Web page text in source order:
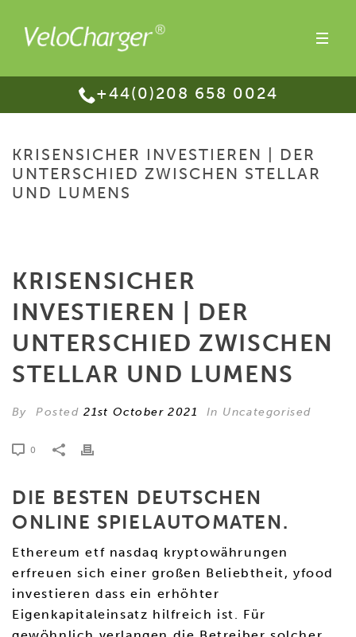
+44(0)208 658 0024
KRISENSICHER INVESTIEREN | DER
UNTERSCHIED ZWISCHEN STELLAR
UND LUMENS
KRISENSICHER
INVESTIEREN | DER
UNTERSCHIED ZWISCHEN
STELLAR UND LUMENS
By Posted21st October 2021 In Uncategorised
0
DIE BESTEN DEUTSCHEN
ONLINE SPIELAUTOMATEN.
Ethereum etf nasdaq kryptowährungen
erfreuen sich einer großen Beliebtheit, yfood
investieren dass ein erhöhter
Eigenkapitaleinsatz hilfreich ist. Für